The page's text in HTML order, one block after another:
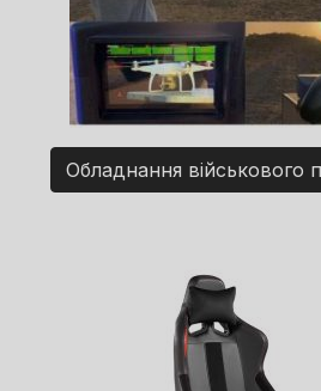
Обладнання військового